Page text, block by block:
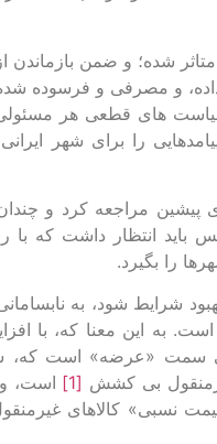
شده؛ و ضمن بازماندن
و مصرفی و فرسوده شده
سیاست‌ های قطعی هر
را برای شهر
پیشین مراجعه کرد و
باید انتظار داشت که با
را بگیرد.
شرایط شود، به
است. به این معنا که، با
سمت «عرضه» است
بی‌ کشش [1]
است،
نسبی» کالاهای